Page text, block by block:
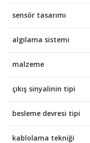
sensör tasarımı
algılama sistemi
malzeme
çıkış sinyalinin tipi
besleme devresi tipi
kablolama tekniği